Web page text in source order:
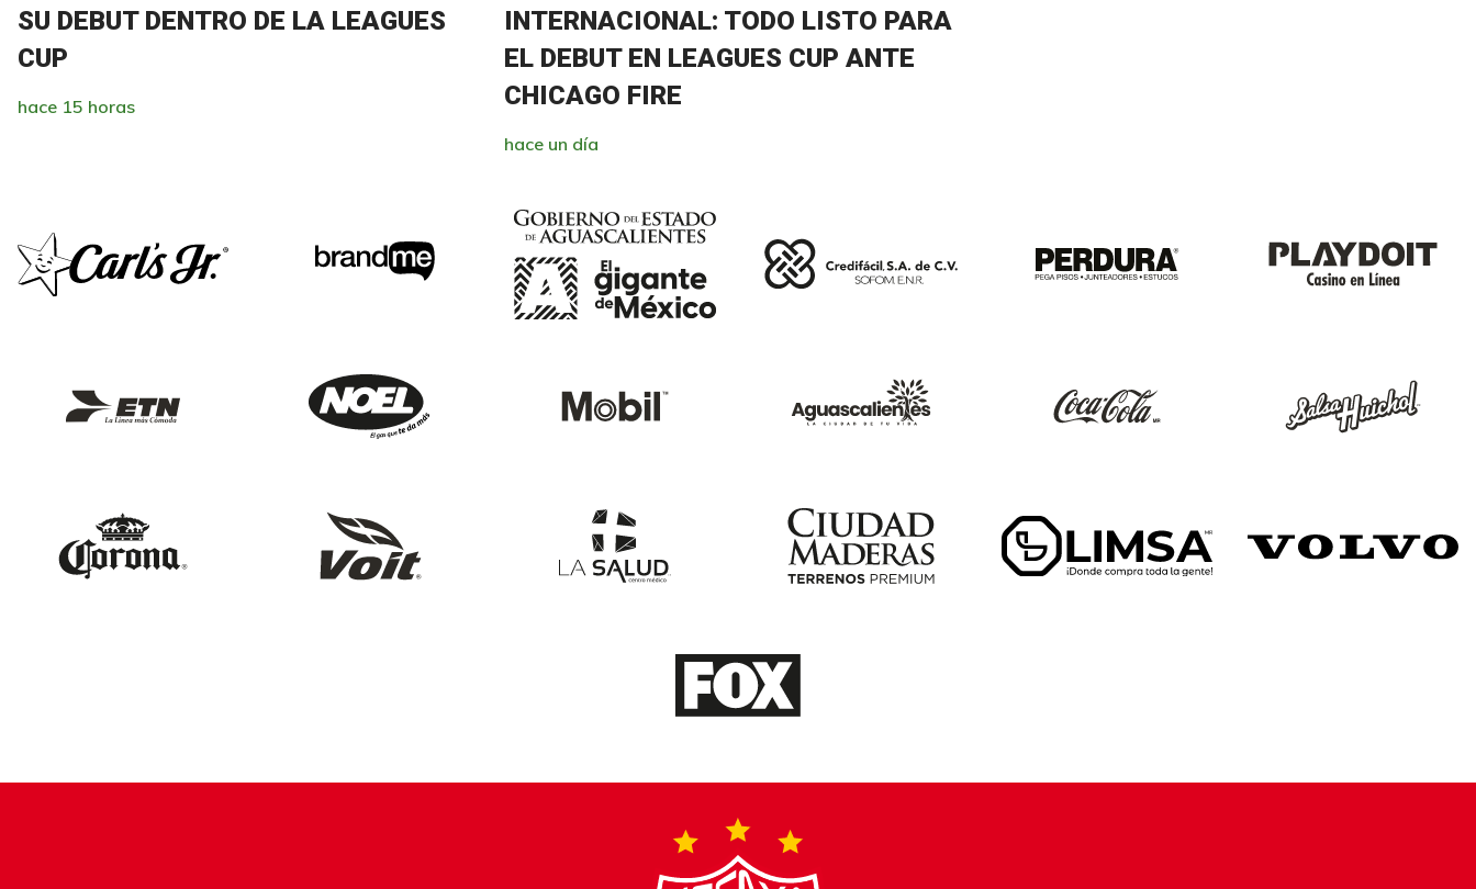
SU DEBUT DENTRO DE LA LEAGUES
CUP
hace 15 horas
INTERNACIONAL: TODO LISTO PARA
EL DEBUT EN LEAGUES CUP ANTE
CHICAGO FIRE
hace un día